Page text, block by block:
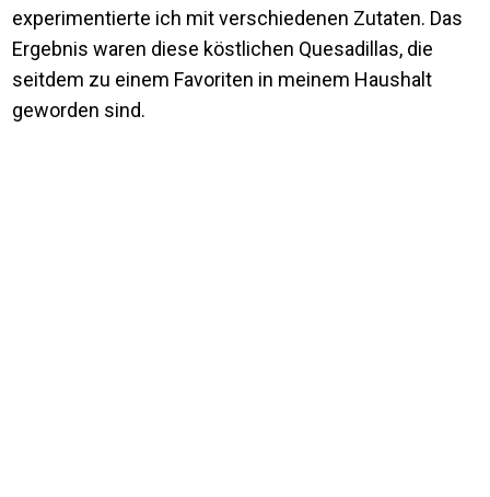
experimentierte ich mit verschiedenen Zutaten. Das
Ergebnis waren diese köstlichen Quesadillas, die
seitdem zu einem Favoriten in meinem Haushalt
geworden sind.